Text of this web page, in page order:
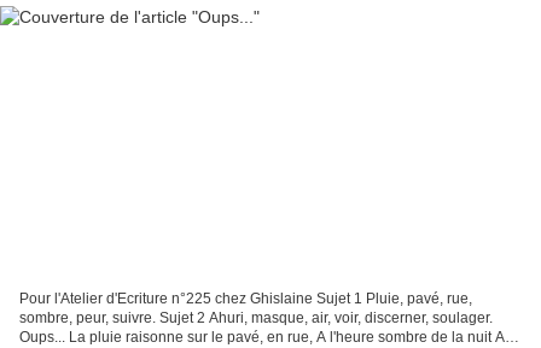
Pour l'Atelier d'Ecriture n°225 chez Ghislaine Sujet 1 Pluie, pavé, rue,
sombre, peur, suivre. Sujet 2 Ahuri, masque, air, voir, discerner, soulager.
Oups... La pluie raisonne sur le pavé, en rue, A l'heure sombre de la nuit A